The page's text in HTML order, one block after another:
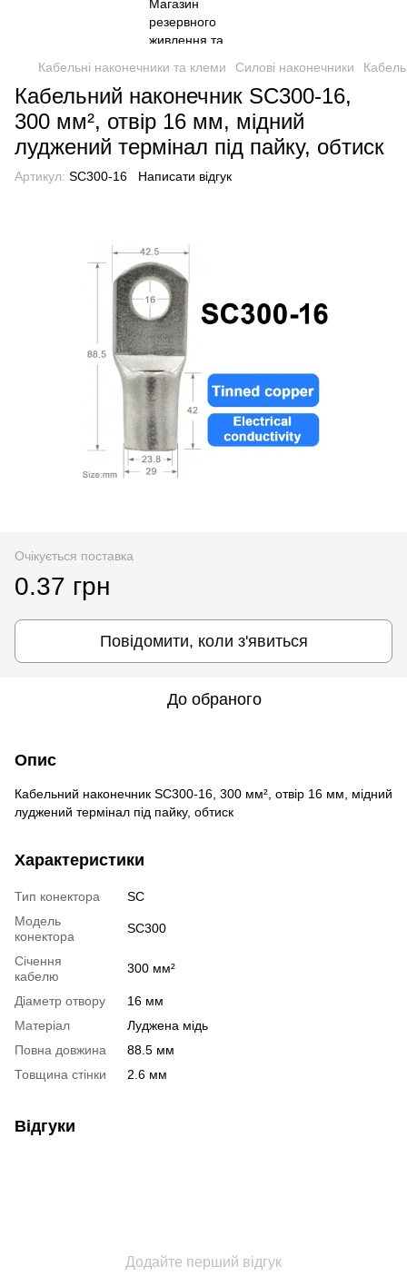
Кабельні наконечники та клеми Силові наконечники
Кабельний наконечник SC300-16,
300 мм², отвір 16 мм, мідний
луджений термінал під пайку, обтиск
Артикул: SC300-16 Написати відгук
Очікується поставка
0.37 грн
Повідомити, коли з'явиться
До обраного
Опис
Кабельний наконечник SC300-16, 300 мм², отвір 16 мм, мідний
луджений термінал під пайку, обтиск
Характеристики
Тип конектора
SC
Модель
конектора
SC300
Січення
кабелю
300 мм²
Діаметр отвору
16 мм
Матеріал
Луджена мідь
Повна довжина
88.5 мм
Товщина стінки
2.6 мм
Відгуки
Додайте перший відгук